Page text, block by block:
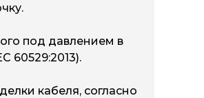
под давлением в
60529:2013).
кабеля, согласно